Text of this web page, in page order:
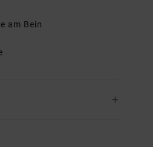
am Bein